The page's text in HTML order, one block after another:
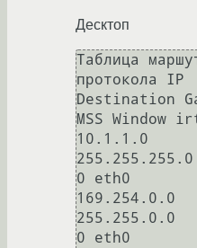
Десктоп
Таблица
протокола IP
Destination
MSS Window
10.1.1.0
0 eth0
169.254.0.0
0 eth0